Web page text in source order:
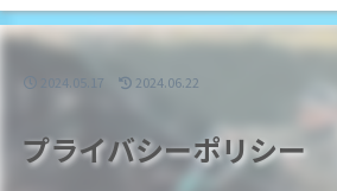
プライバシーポリシー
2024.05.17 2024.06.22